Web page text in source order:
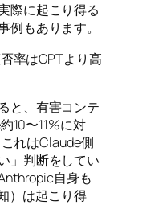
際に起こり得る
例もあります。
率はGPTより高
と、有害コンテ
10〜11%に対
れはClaude側
」判断をしてい
自身も
）は起こり得